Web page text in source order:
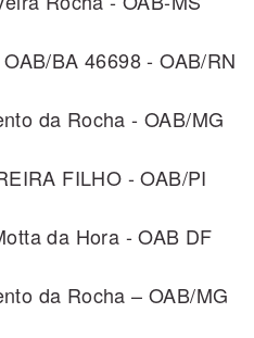
BA 46698 - OAB/RN
da Rocha - OAB/MG
FILHO - OAB/PI
da Hora - OAB DF
da Rocha – OAB/MG